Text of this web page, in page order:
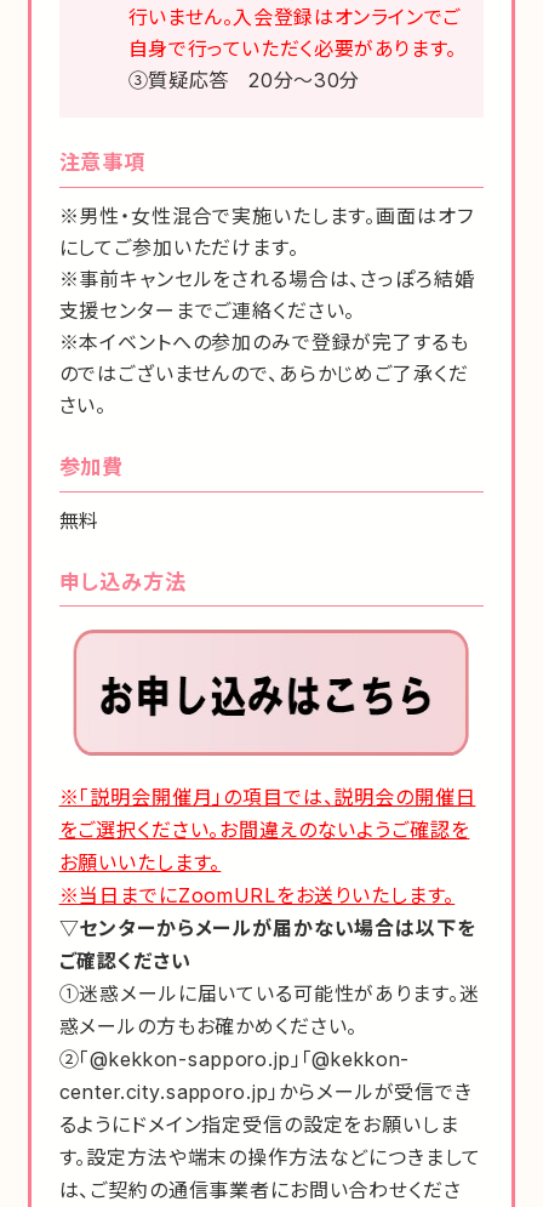
行いません。入会登録はオンラインでご
自身で行っていただく必要があります。
③質疑応答 20分～30分
注意事項
※男性・女性混合で実施いたします。画面はオフ
にしてご参加いただけます。
※事前キャンセルをされる場合は、さっぽろ結婚
支援センターまでご連絡ください。
※本イベントへの参加のみで登録が完了するも
のではございませんので、あらかじめご了承くだ
さい。
参加費
無料
申し込み方法
※「説明会開催月」の項目では、説明会の開催日
をご選択ください。お間違えのないようご確認を
お願いいたします。
※当日までにZoomURLをお送りいたします。
▽センターからメールが届かない場合は以下を
ご確認ください
①迷惑メールに届いている可能性があります。迷
惑メールの方もお確かめください。
②「@kekkon-sapporo.jp」「@kekkon-
center.city.sapporo.jp」 からメールが受信でき
るようにドメイン指定受信の設定をお願いしま
す。設定方法や端末の操作方法などにつきまして
は、ご契約の通信事業者にお問い合わせくださ